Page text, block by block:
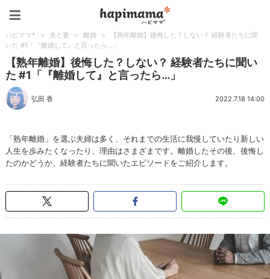
ハピママ* > 夫と妻 > 離婚 >
【熟年離婚】後悔した？しない？ 経験者たちに聞
いた #1「『離婚して』と言ったら…」
【熟年離婚】後悔した？しない？ 経験者たちに聞い
た #1「『離婚して』と言ったら…」
弘田 香 2022.7.18 14:00
「熟年離婚」を選ぶ夫婦は多く、それまでの生活に我慢していたり新しい
人生を歩みたくなったり、理由はさまざまです。離婚したその後、後悔し
たのかどうか、経験者たちに聞いたエピソードをご紹介します。